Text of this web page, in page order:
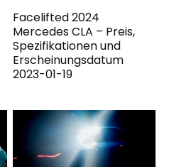
Facelifted 2024
Mercedes CLA – Preis,
Spezifikationen und
Erscheinungsdatum
2023-01-19